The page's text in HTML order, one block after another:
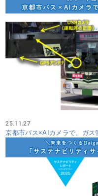
25.11.27
京都市バス×AIカメラで、ガス